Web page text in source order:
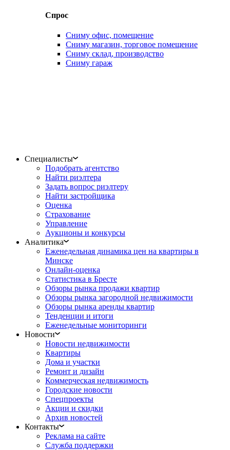
Спрос
Сниму офис, помещение
Сниму магазин, торговое помещение
Сниму склад, производство
Сниму гараж
Специалисты
Подобрать агентство
Найти риэлтера
Задать вопрос риэлтеру
Найти застройщика
Оценка
Страхование
Управление
Аукционы и конкурсы
Аналитика
Еженедельная динамика цен на квартиры в
Минске
Онлайн-оценка
Статистика в Бресте
Обзоры рынка продажи квартир
Обзоры рынка загородной недвижимости
Обзоры рынка аренды квартир
Тенденции и итоги
Еженедельные мониторинги
Новости
Новости недвижимости
Квартиры
Дома и участки
Ремонт и дизайн
Коммерческая недвижимость
Городские новости
Спецпроекты
Акции и скидки
Архив новостей
Контакты
Реклама на сайте
Служба поддержки